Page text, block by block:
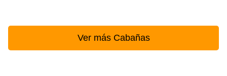
Ver más Cabañas